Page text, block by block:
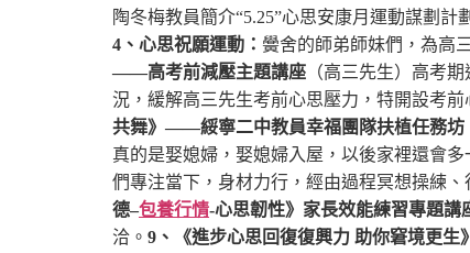
陶冬梅教員簡介“5.25”心思安康月運動謀劃計
4、心思祝願運動： 黌舍的師弟師妹們，為高
——高考前減壓主題講座 （高三先生） 高考期
況，緩解高三先生考前心思壓力，特開設考
共舞》——綏寧二中教員幸福團隊扶植任務坊
真的是娶媳婦，娶媳婦入屋，以後家裡還會
們專注當下，身材力行，經由過程冥想操練
德–包養行情-心思韌性》家長效能練習專題講
洽。 9、《進步心思回復復興力 助你窘境更